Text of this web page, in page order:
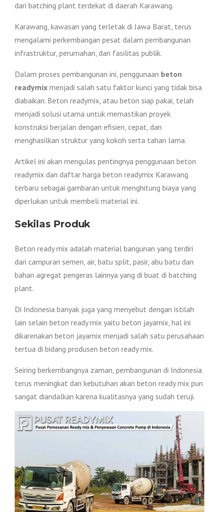
dari batching plant terdekat di daerah Karawang.
Karawang, kawasan yang terletak di Jawa Barat, terus
mengalami perkembangan pesat dalam pembangunan
infrastruktur, perumahan, dan fasilitas publik.
Dalam proses pembangunan ini, penggunaan beton
readymix menjadi salah satu faktor kunci yang tidak bisa
diabaikan. Beton readymix, atau beton siap pakai, telah
menjadi solusi utama untuk memastikan proyek
konstruksi berjalan dengan efisien, cepat, dan
menghasilkan struktur yang kokoh serta tahan lama.
Artikel ini akan mengulas pentingnya penggunaan beton
readymix dan daftar harga beton readymix Karawang
terbaru sebagai gambaran untuk menghitung biaya yang
diperlukan untuk membeli material ini.
Sekilas Produk
Beton ready mix adalah material bangunan yang terdiri
dari campuran semen, air, batu split, pasir, abu batu dan
bahan agregat pengeras lainnya yang di buat di batching
plant.
Di Indonesia banyak juga yang menyebut dengan istilah
lain selain beton ready mix yaitu beton jayamix, hal ini
dikarenakan beton jayamix menjadi salah satu perusahaan
tertua di bidang produsen beton ready mix.
Seiring berkembangnya zaman, pembangunan di Indonesia
terus meningkat dan kebutuhan akan beton ready mix pun
sangat diandalkan karena kualitasnya yang sudah teruji.